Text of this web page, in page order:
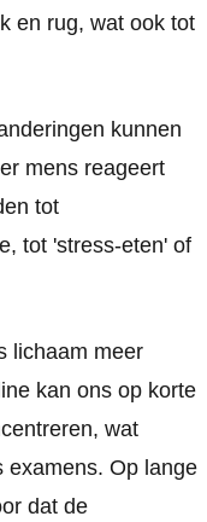
en rug, wat ook tot
kunnen
mens reageert
tot
tot 'stress-eten' of
lichaam meer
kan ons op korte
wat
examens. Op lange
dat de